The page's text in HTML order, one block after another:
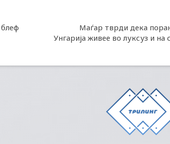
Маѓар тврди дека
Унгарија живее во луксуз и на